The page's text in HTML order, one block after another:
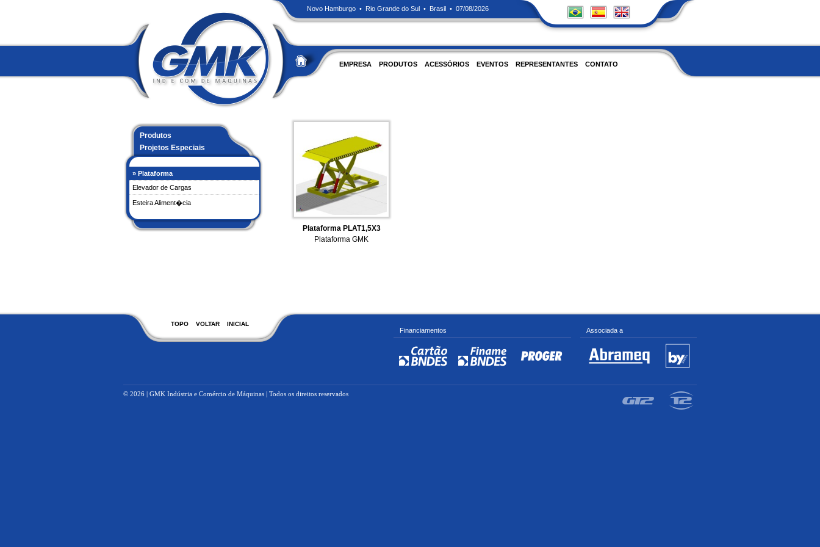
Novo Hamburgo • Rio Grande do Sul • Brasil • 07/08/2026
EMPRESA PRODUTOS ACESSÓRIOS EVENTOS REPRESENTANTES CONTATO
Produtos
Projetos Especiais
» Plataforma
Elevador de Cargas
Esteira Aliment�cia
Plataforma PLAT1,5X3
Plataforma GMK
TOPO VOLTAR INICIAL
Associada a
Financiamentos
© 2026 | GMK Indústria e Comércio de Máquinas | Todos os direitos reservados